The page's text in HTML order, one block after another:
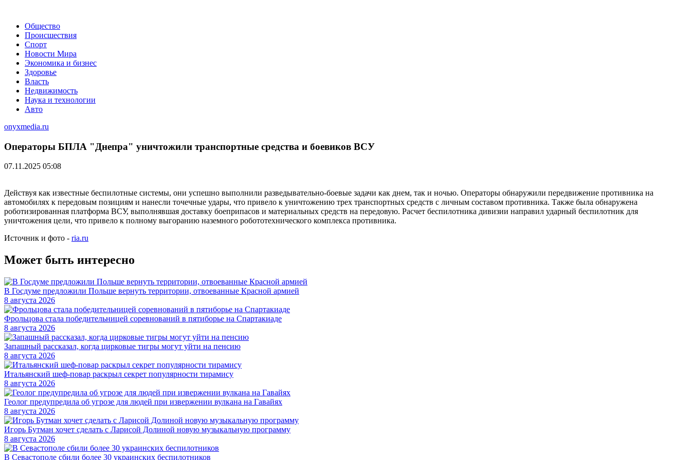
Общество
Происшествия
Спорт
Новости Мира
Экономика и бизнес
Здоровье
Власть
Недвижимость
Наука и технологии
Авто
onyxmedia.ru
Операторы БПЛА "Днепра" уничтожили транспортные средства и боевиков ВСУ
07.11.2025 05:08
Действуя как известные беспилотные системы, они успешно выполнили разведывательно-боевые задачи как днем, так и ночью. Операторы обнаружили передвижение противника на
автомобилях к передовым позициям и нанесли точечные удары, что привело к уничтожению трех транспортных средств с личным составом противника. Также была обнаружена
роботизированная платформа ВСУ, выполнявшая доставку боеприпасов и материальных средств на передовую. Расчет беспилотника дивизии направил ударный беспилотник для
уничтожения цели, что привело к полному выгоранию наземного робототехнического комплекса противника.
Источник и фото - ria.ru
Может быть интересно
В Госдуме предложили Польше вернуть территории, отвоеванные Красной армией
8 августа 2026
Фрольцова стала победительницей соревнований в пятиборье на Спартакиаде
8 августа 2026
Запашный рассказал, когда цирковые тигры могут уйти на пенсию
8 августа 2026
Итальянский шеф-повар раскрыл секрет популярности тирамису
8 августа 2026
Геолог предупредила об угрозе для людей при извержении вулкана на Гавайях
8 августа 2026
Игорь Бутман хочет сделать с Ларисой Долиной новую музыкальную программу
8 августа 2026
В Севастополе сбили более 30 украинских беспилотников